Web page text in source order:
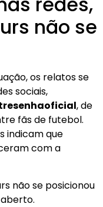
não se
os relatos se
sociais,
, de
fãs de futebol.
indicam que
com a
não se posicionou